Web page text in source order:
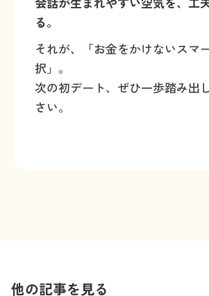
る。
それが、「お金をかけないスマ
択」。
次の初デート、ぜひ一歩踏み出
さい。
他の記事を見る